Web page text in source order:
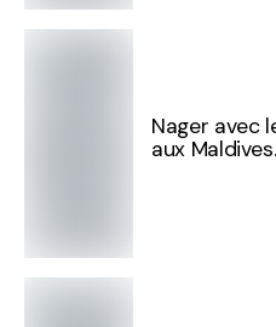
Nager avec
aux